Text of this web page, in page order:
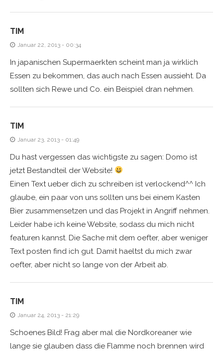
TIM
Januar 22, 2013 - 00:34
In japanischen Supermaerkten scheint man ja wirklich
Essen zu bekommen, das auch nach Essen aussieht. Da
sollten sich Rewe und Co. ein Beispiel dran nehmen.
TIM
Januar 23, 2013 - 01:49
Du hast vergessen das wichtigste zu sagen: Domo ist
jetzt Bestandteil der Website!
Einen Text ueber dich zu schreiben ist verlockend^^ Ich
glaube, ein paar von uns sollten uns bei einem Kasten
Bier zusammensetzen und das Projekt in Angriff nehmen.
Leider habe ich keine Website, sodass du mich nicht
featuren kannst. Die Sache mit dem oefter, aber weniger
Text posten find ich gut. Damit haeltst du mich zwar
oefter, aber nicht so lange von der Arbeit ab.
TIM
Januar 24, 2013 - 21:29
Schoenes Bild! Frag aber mal die Nordkoreaner wie
lange sie glauben dass die Flamme noch brennen wird